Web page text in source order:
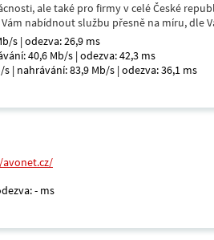
ale také pro firmy v celé České
nabídnout službu přesně na míru, dle
s | odezva: 26,9 ms
40,6 Mb/s | odezva: 42,3 ms
| nahrávání: 83,9 Mb/s | odezva: 36,1 ms
- ms